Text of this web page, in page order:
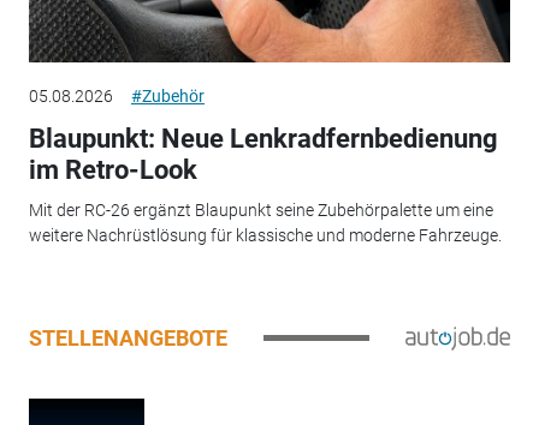
05.08.2026 #Zubehör
Blaupunkt: Neue Lenkradfernbedienung
im Retro-Look
Mit der RC-26 ergänzt Blaupunkt seine Zubehörpalette um eine
weitere Nachrüstlösung für klassische und moderne Fahrzeuge.
STELLENANGEBOTE